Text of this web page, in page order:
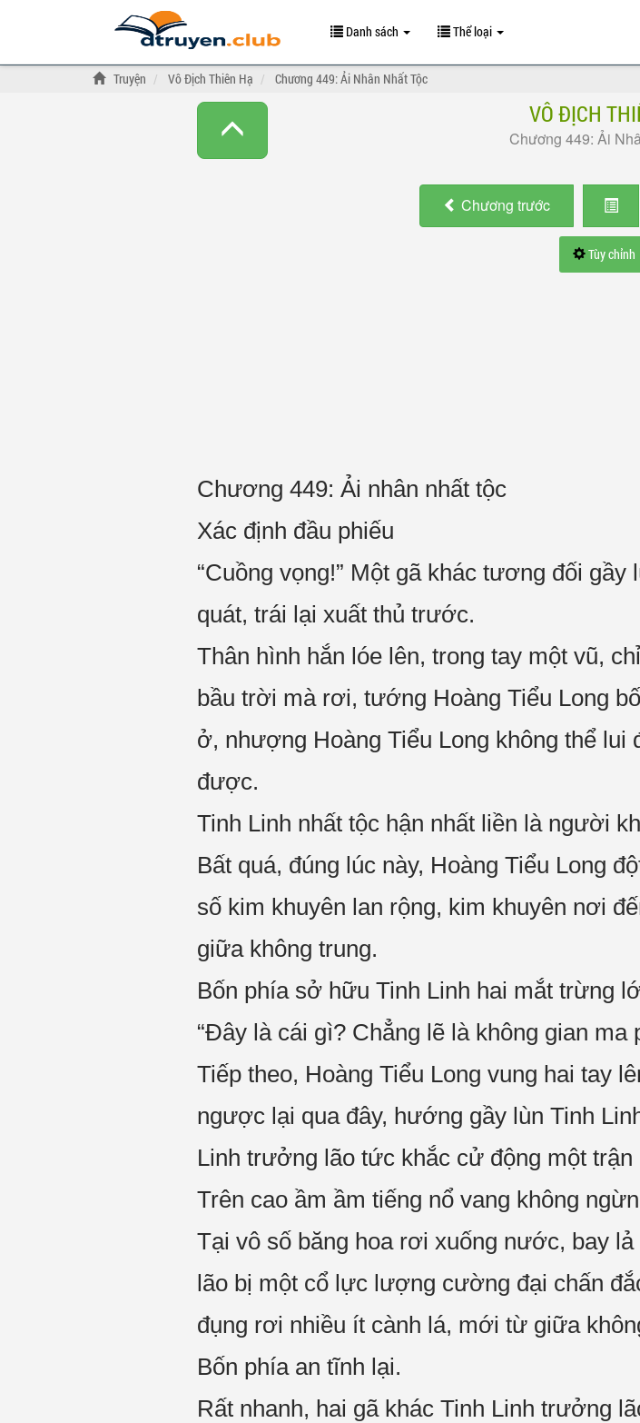
Danh sách Thể loại
Truyện Vô Địch Thiên Hạ Chương 449: Ải Nhân Nhất Tộc
VÔ ĐỊCH
Chương 449: Ải
Chương trước
Tùy chỉnh
Chương 449: Ải nhân nhất tộc
Xác định đầu phiếu
“Cuồng vọng!” Một gã khác tương đối
quát, trái lại xuất thủ trước.
Thân hình hắn lóe lên, trong tay một vũ,
bầu trời mà rơi, tướng Hoàng Tiểu Long
ở, nhượng Hoàng Tiểu Long không thể
được.
Tinh Linh nhất tộc hận nhất liền là người
Bất quá, đúng lúc này, Hoàng Tiểu Long
số kim khuyên lan rộng, kim khuyên nơi
giữa không trung.
Bốn phía sở hữu Tinh Linh hai mắt trừng
“Đây là cái gì? Chẳng lẽ là không gian ma
Tiếp theo, Hoàng Tiểu Long vung hai tay
ngược lại qua đây, hướng gầy lùn Tinh
Linh trưởng lão tức khắc cử động một trận
Trên cao ầm ầm tiếng nổ vang không
Tại vô số băng hoa rơi xuống nước, bay
lão bị một cổ lực lượng cường đại chấn
đụng rơi nhiều ít cành lá, mới từ giữa
Bốn phía an tĩnh lại.
Rất nhanh, hai gã khác Tinh Linh trưởng